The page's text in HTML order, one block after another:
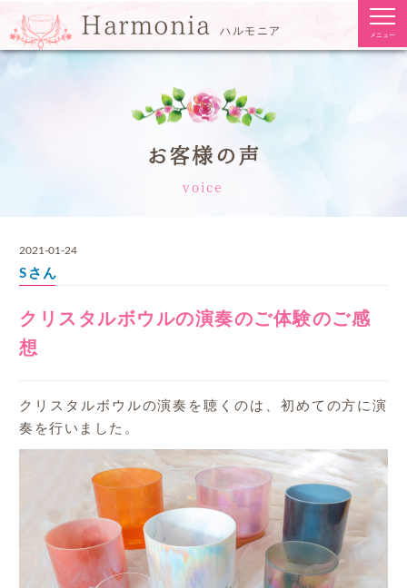
Harmonia ハルモニア メニュー
お客様の声
voice
2021-01-24
Sさん
クリスタルボウルの演奏のご体験のご感
想
クリスタルボウルの演奏を聴くのは、初めての方に演
奏を行いました。